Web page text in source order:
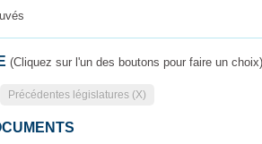
de l'Assemblée
(Cliquez sur l'un des boutons pour faire un choix)
Précédentes législatures (X)